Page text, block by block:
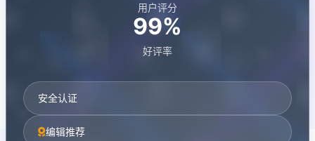
用户评分
99%
好评率
安全认证
编辑推荐